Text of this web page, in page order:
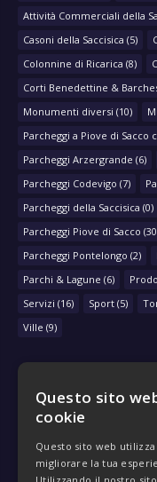
Attività Commerciali della
Casoni della Saccisica (5)
Colonnine di Ricarica (8)
Corti Benedettine &
Monumenti diversi (10)
Parcheggi a Piove di Sacco
Parcheggi Arzergrande (6)
Parcheggi Codevigo (7)
Parcheggi della Saccisica (0)
Parcheggi Piove di Sacco
Parcheggi Pontelongo (2)
Parchi & Lagune (6)
Servizi (16) Sport (5)
Ville (9)
Correzzola (29) Legnaro
Pontelongo (79)
Questo sito
cookie
Questo sito web
migliorare la tua